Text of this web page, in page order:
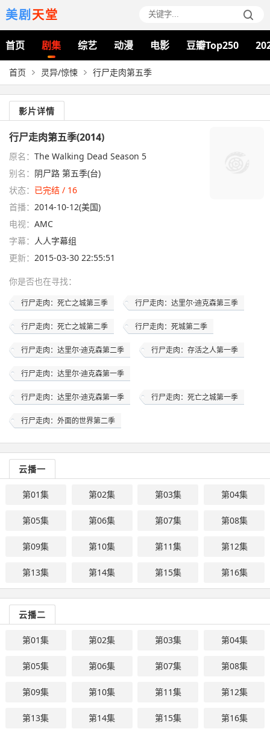
美剧天堂
首页 剧集 综艺 动漫 电影 豆瓣Top250
首页 灵异/惊悚 行尸走肉第五季
影片详情
行尸走肉第五季(2014)
原名： The Walking Dead Season 5
别名： 阴尸路 第五季(台)
状态： 已完结 / 16
首播： 2014-10-12(美国)
电视： AMC
字幕： 人人字幕组
更新： 2015-03-30 22:55:51
你是否也在寻找：
行尸走肉：死亡之城第三季 行尸走肉：达里尔·迪克森第三季
行尸走肉：死亡之城第二季 行尸走肉：死城第二季
行尸走肉：达里尔·迪克森第二季 行尸走肉：存活之人第一季
行尸走肉：达里尔·迪克森第一季
行尸走肉：达里尔·迪克森第一季 行尸走肉：死亡之城第一季
行尸走肉：外面的世界第二季
云播一
第01集 第02集 第03集 第04集
第05集 第06集 第07集 第08集
第09集 第10集 第11集 第12集
第13集 第14集 第15集 第16集
云播二
第01集 第02集 第03集 第04集
第05集 第06集 第07集 第08集
第09集 第10集 第11集 第12集
第13集 第14集 第15集 第16集